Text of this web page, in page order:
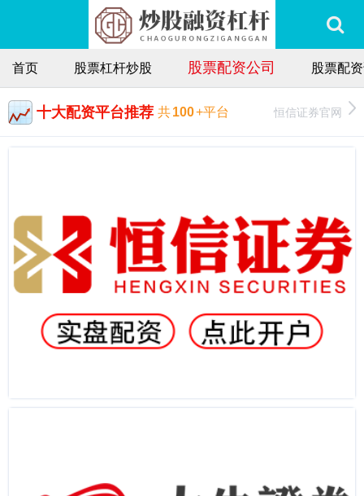
首页 股票杠杆炒股 股票配资公司 股票配
十大配资平台推荐 共100+平台 恒信证券官网